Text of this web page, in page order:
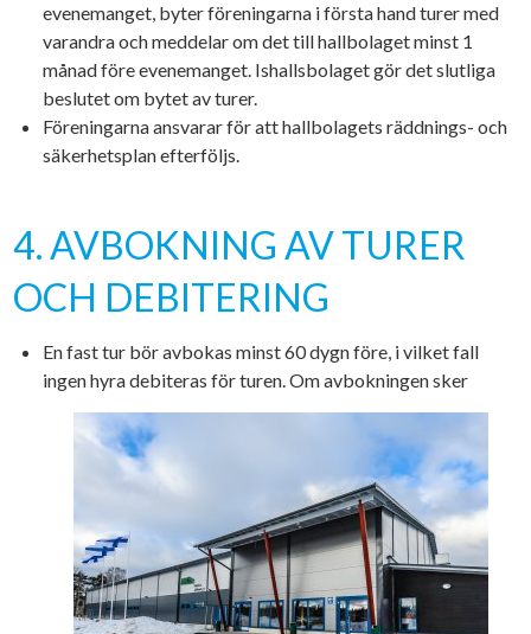
evenemanget, byter föreningarna i första hand turer med
varandra och meddelar om det till hallbolaget minst 1
månad före evenemanget. Ishallsbolaget gör det slutliga
beslutet om bytet av turer.
Föreningarna ansvarar för att hallbolagets räddnings- och
säkerhetsplan efterföljs.
4. AVBOKNING AV TURER
OCH DEBITERING
En fast tur bör avbokas minst 60 dygn före, i vilket fall
ingen hyra debiteras för turen. Om avbokningen sker